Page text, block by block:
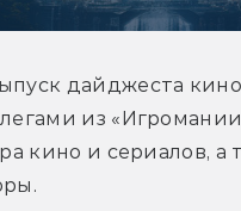
дайджеста
из
кино и сериалов,